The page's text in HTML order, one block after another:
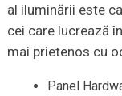
al iluminării este
cei care lucrează
mai prietenos cu
Panel